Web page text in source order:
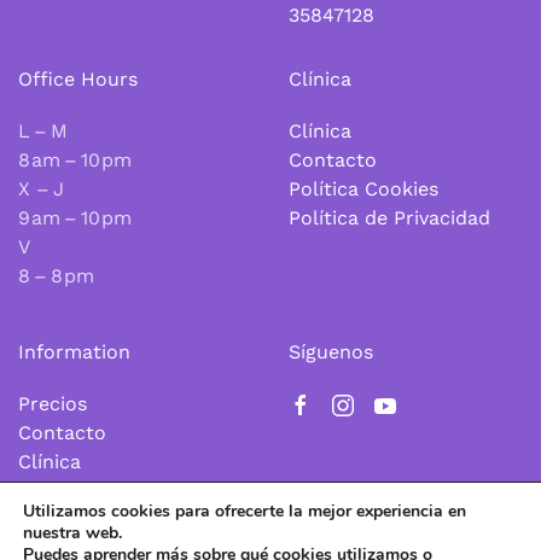
35847128
Office Hours
L – M
8 am – 10 pm
X – J
9 am – 10 pm
V
8 – 8 pm
Clínica
Clínica
Contacto
Política Cookies
Política de Privacidad
Information
Precios
Contacto
Clínica
Síguenos
Política de Cookies
Utilizamos cookies para ofrecerte la mejor experiencia en
nuestra web.
Puedes aprender más sobre qué cookies utilizamos o